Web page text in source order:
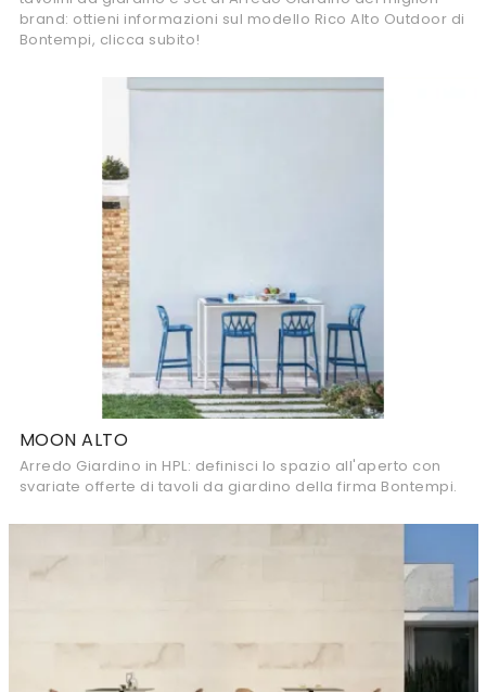
brand: ottieni informazioni sul modello Rico Alto Outdoor di
Bontempi, clicca subito!
MOON ALTO
Arredo Giardino in HPL: definisci lo spazio all'aperto con
svariate offerte di tavoli da giardino della firma Bontempi.